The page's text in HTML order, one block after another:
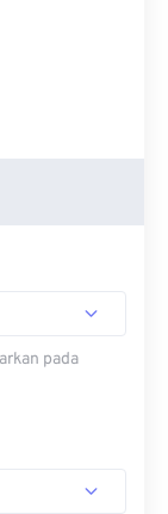
pada